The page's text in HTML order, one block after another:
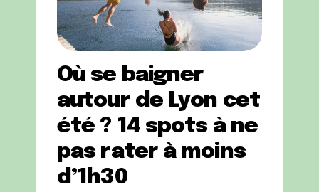
Où se baigner
autour de Lyon cet
été ? 14 spots à ne
pas rater à moins
d’1h30